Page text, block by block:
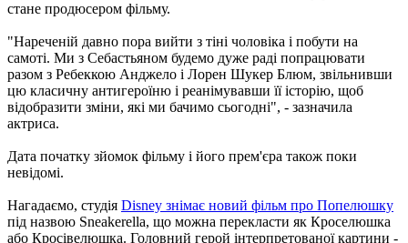
стане продюсером фільму.
"Нареченій давно пора вийти з тіні чоловіка і побути на
самоті. Ми з Себастьяном будемо дуже раді попрацювати
разом з Ребеккою Анджело і Лорен Шукер Блюм, звільнивши
цю класичну антигероїню і реанімувавши її історію, щоб
відобразити зміни, які ми бачимо сьогодні", - зазначила
актриса.
Дата початку зйомок фільму і його прем'єра також поки
невідомі.
Нагадаємо, студія Disney знімає новий фільм про Попелюшку
під назвою Sneakerella, що можна перекласти як Кроселюшка
або Кросівелюшка. Головний герой інтерпретованої картини -